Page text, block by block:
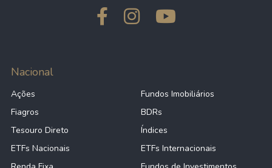
Nacional
Ações
Fundos Imobiliários
Fiagros
BDRs
Tesouro Direto
Índices
ETFs Nacionais
ETFs Internacionais